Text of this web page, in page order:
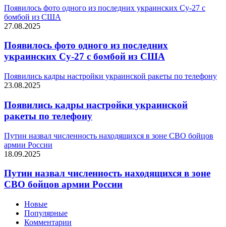
Появилось фото одного из последних украинских Су-27 с
бомбой из США
27.08.2025
Появилось фото одного из последних
украинских Су-27 с бомбой из США
Появились кадры настройки украинской ракеты по телефону
23.08.2025
Появились кадры настройки украинской
ракеты по телефону
Путин назвал численность находящихся в зоне СВО бойцов
армии России
18.09.2025
Путин назвал численность находящихся в зоне
СВО бойцов армии России
Новые
Популярные
Комментарии